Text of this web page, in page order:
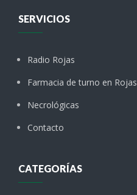
SERVICIOS
Radio Rojas
Farmacia de turno en Rojas
Necrológicas
Contacto
CATEGORÍAS